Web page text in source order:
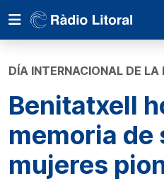
DÍA INTERNACIONAL DE LA
Benitatxell
memoria de
mujeres